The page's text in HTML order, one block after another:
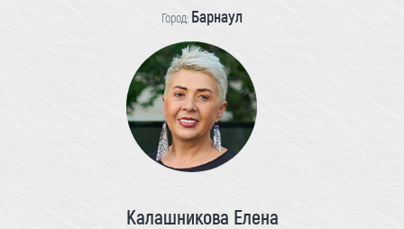
Город: Барнаул
Калашникова Елена